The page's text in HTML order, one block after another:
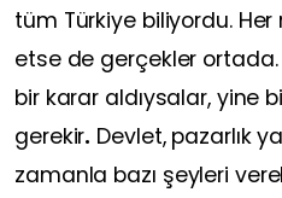
tüm Türkiye biliyordu.
etse de gerçekler
bir karar aldıysalar, yine
gerekir. Devlet, pazarlık
zamanla bazı şeyleri